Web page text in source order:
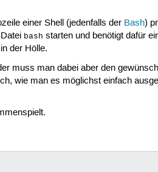
einer Shell (jedenfalls der Bash)
bash starten und benötigt dafür
der Hölle.
muss man dabei aber den
wie man es möglichst einfach